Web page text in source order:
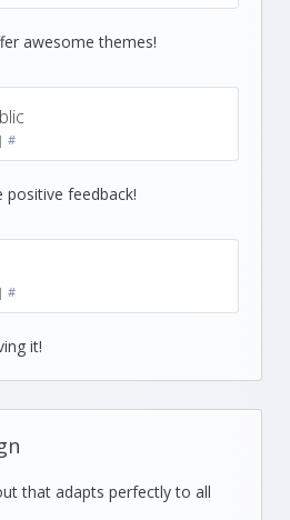
awesome themes!
| #
feedback!
| #
it!
that adapts perfectly to all